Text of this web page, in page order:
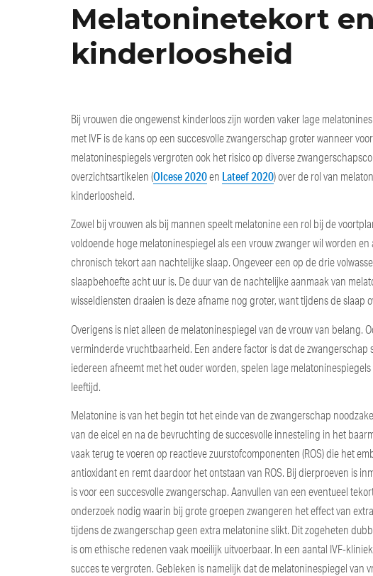
Melatoninetekort
kinderloosheid
Bij vrouwen die ongewenst kinderloos zijn worden vaker lage
met IVF is de kans op een succesvolle zwangerschap groter wanneer
melatoninespiegels vergroten ook het risico op diverse
overzichtsartikelen (Olcese 2020en Lateef 2020) over de rol van
kinderloosheid.
Zowel bij vrouwen als bij mannen speelt melatonine een rol bij de
voldoende hoge melatoninespiegel als een vrouw zwanger wil worden
chronisch tekort aan nachtelijke slaap. Ongeveer een op de drie
slaapbehoefte acht uur is. De duur van de nachtelijke aanmaak van
wisseldiensten draaien is deze afname nog groter, want tijdens de
Overigens is niet alleen de melatoninespiegel van de vrouw van
verminderde vruchtbaarheid. Een andere factor is dat de
iedereen afneemt met het ouder worden, spelen lage
leeftijd.
Melatonine is van het begin tot het einde van de zwangerschap
van de eicel en na de bevruchting de succesvolle innesteling in het
vaak terug te voeren op reactieve zuurstofcomponenten (ROS) die het
antioxidant en remt daardoor het ontstaan van ROS. Bij dierproeven is
is voor een succesvolle zwangerschap. Aanvullen van een eventueel
onderzoek nodig waarin bij grote groepen zwangeren het effect van
tijdens de zwangerschap geen extra melatonine slikt. Dit zogeheten
is om ethische redenen vaak moeilijk uitvoerbaar. In een aantal IVF-
succes te vergroten. Gebleken is namelijk dat de melatoninespiegel